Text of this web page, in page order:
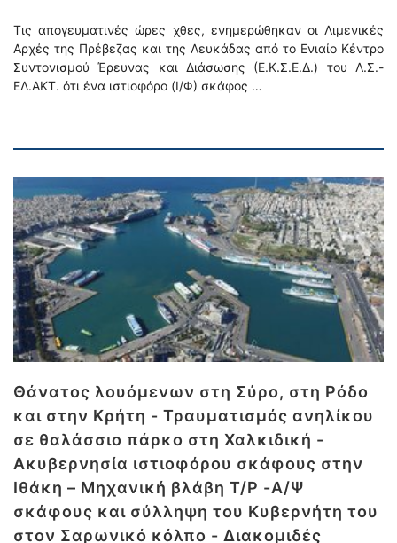
Τις απογευματινές ώρες χθες, ενημερώθηκαν οι Λιμενικές
Αρχές της Πρέβεζας και της Λευκάδας από το Ενιαίο Κέντρο
Συντονισμού Έρευνας και Διάσωσης (Ε.Κ.Σ.Ε.Δ.) του Λ.Σ.-
ΕΛ.ΑΚΤ. ότι ένα ιστιοφόρο (Ι/Φ) σκάφος …
Θάνατος λουόμενων στη Σύρο, στη Ρόδο
και στην Κρήτη - Τραυματισμός ανηλίκου
σε θαλάσσιο πάρκο στη Χαλκιδική -
Ακυβερνησία ιστιοφόρου σκάφους στην
Ιθάκη – Μηχανική βλάβη Τ/Ρ -Α/Ψ
σκάφους και σύλληψη του Κυβερνήτη του
στον Σαρωνικό κόλπο - Διακομιδές